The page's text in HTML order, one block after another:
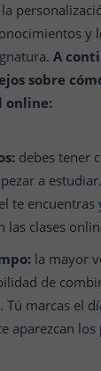
y
A
sobre
online:
debes tener
a
te encuentras
las clases
la mayor
de
Tú marcas el
aparezcan los